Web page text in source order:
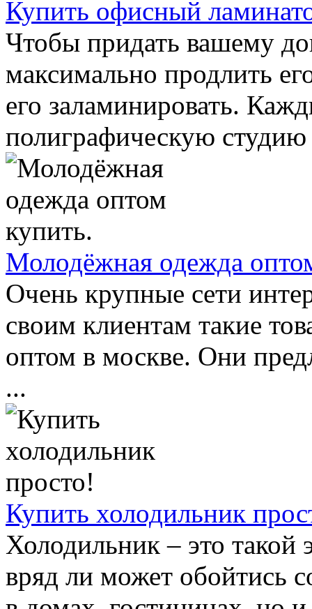
Купить офисный
Чтобы придать вашему
максимально продлить
его заламинировать.
полиграфическую студию
Молодёжная одежда
Очень крупные сети
своим клиентам такие
оптом в москве. Они
...
Купить холодильник
Холодильник – это такой
вряд ли может обойтись